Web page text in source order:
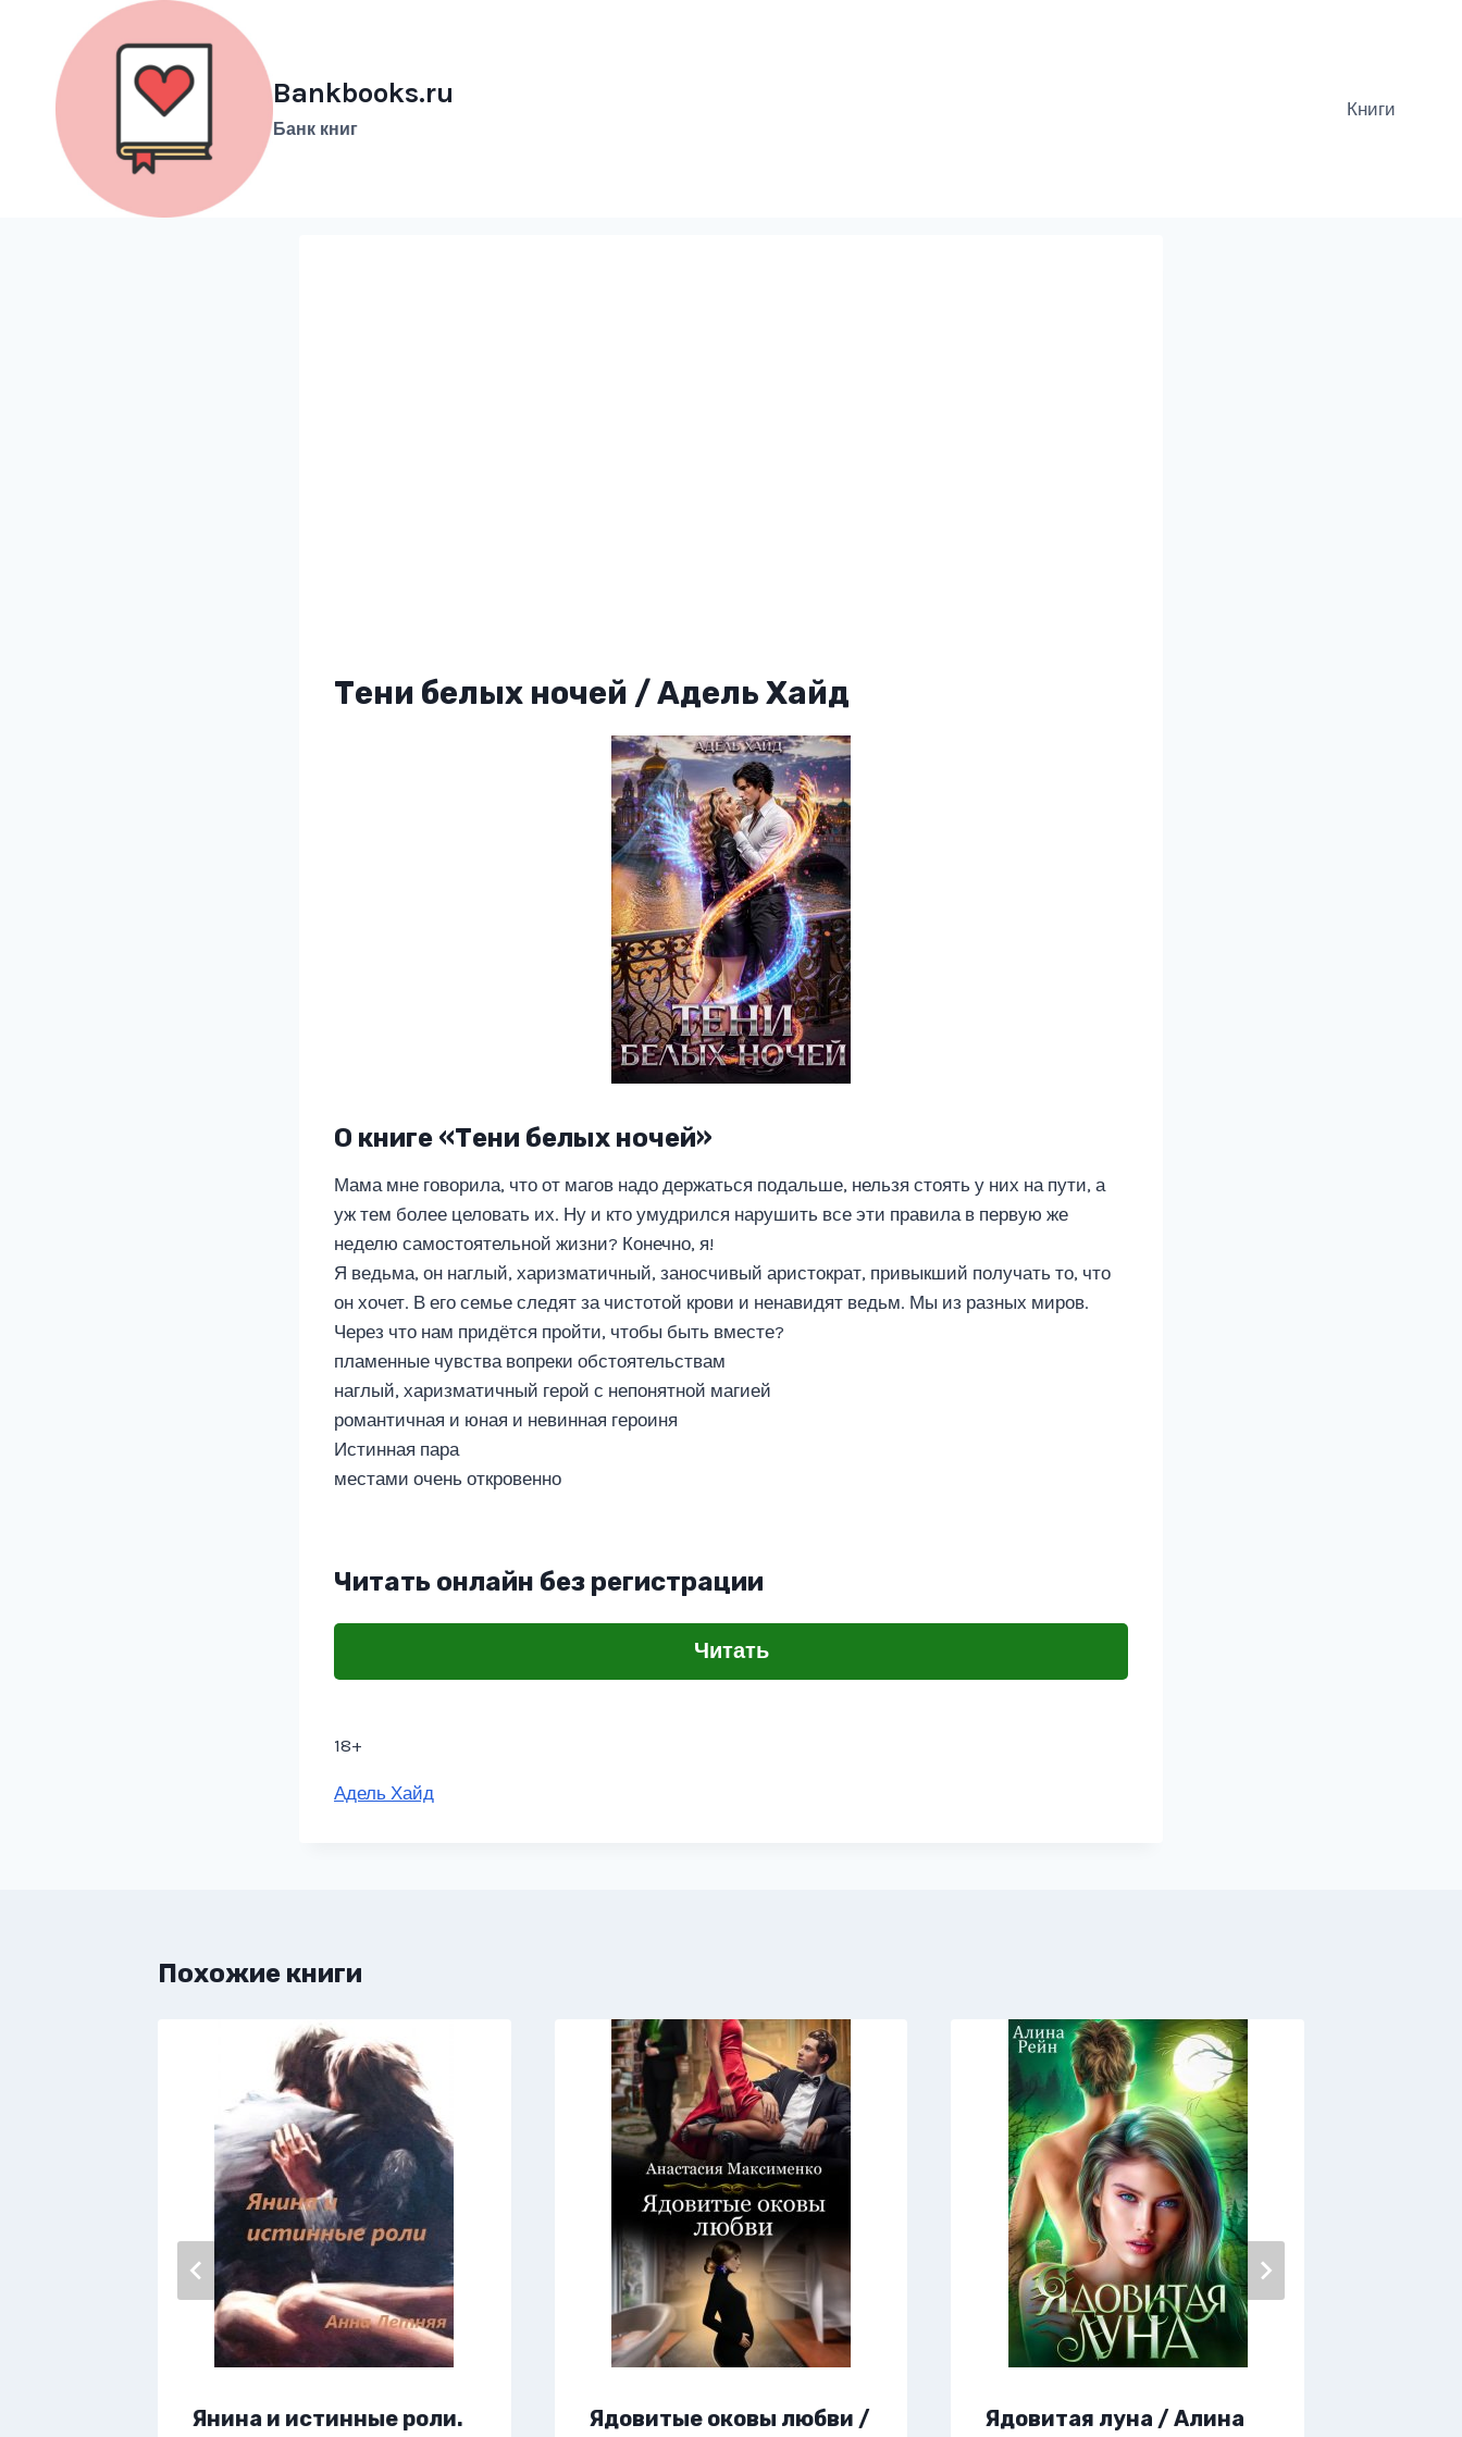
содержимому
Bankbooks.ru
Банк книг
Книги
Тени белых ночей / Адель Хайд
О книге «Тени белых ночей»
Мама мне говорила, что от магов надо держаться подальше, нельзя стоять у них на пути, а
уж тем более целовать их. Ну и кто умудрился нарушить все эти правила в первую же
неделю самостоятельной жизни? Конечно, я!
Я ведьма, он наглый, харизматичный, заносчивый аристократ, привыкший получать то, что
он хочет. В его семье следят за чистотой крови и ненавидят ведьм. Мы из разных миров.
Через что нам придётся пройти, чтобы быть вместе?
пламенные чувства вопреки обстоятельствам
наглый, харизматичный герой с непонятной магией
романтичная и юная и невинная героиня
Истинная пара
местами очень откровенно
Читать онлайн без регистрации
Читать
18+
Метки
Адель Хайд
Похожие книги
Янина и истинные роли. Ядовитые оковы любви / Ядовитая луна / Алина